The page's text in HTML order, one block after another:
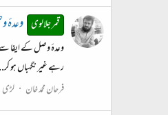
قمر جلالوی وعدۂ
وعدۂ وصل کے ایفا سے
رہے غیر نگہباں ہو
فرحان محمد خان
لڑی